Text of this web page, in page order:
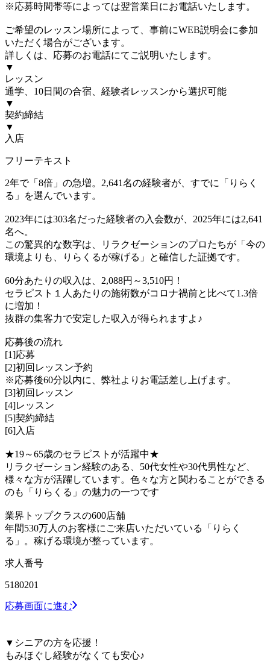
※応募時間帯等によっては翌営業日にお電話いたします。
ご希望のレッスン場所によって、事前にWEB説明会に参加
いただく場合がございます。
詳しくは、応募のお電話にてご説明いたします。
▼
レッスン
通学、10日間の合宿、経験者レッスンから選択可能
▼
契約締結
▼
入店
フリーテキスト
2年で「8倍」の急増。2,641名の経験者が、すでに「りらく
る」を選んでいます。
2023年には303名だった経験者の入会数が、2025年には2,641
名へ。
この驚異的な数字は、リラクゼーションのプロたちが「今の
環境よりも、りらくるが稼げる」と確信した証拠です。
60分あたりの収入は、2,088円～3,510円！
セラピスト１人あたりの施術数がコロナ禍前と比べて1.3倍
に増加！
抜群の集客力で安定した収入が得られますよ♪
応募後の流れ
[1]応募
[2]初回レッスン予約
※応募後60分以内に、弊社よりお電話差し上げます。
[3]初回レッスン
[4]レッスン
[5]契約締結
[6]入店
★19～65歳のセラピストが活躍中★
リラクゼーション経験のある、50代女性や30代男性など、
様々な方が活躍しています。色々な方と関わることができる
のも「りらくる」の魅力の一つです
業界トップクラスの600店舗
年間530万人のお客様にご来店いただいている「りらく
る」。稼げる環境が整っています。
求人番号
5180201
応募画面に進む
▼シニアの方を応援！
もみほぐし経験がなくても安心♪